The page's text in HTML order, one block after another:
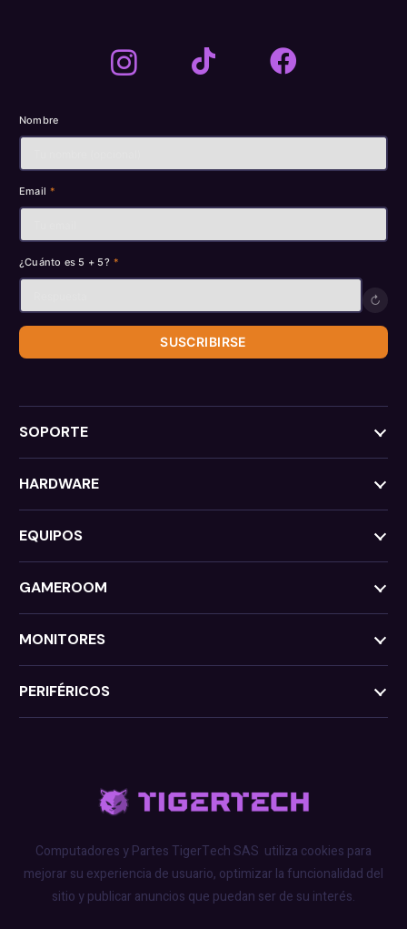
Nombre
Email *
¿Cuánto es 5 + 5? *
↻
SUSCRIBIRSE
SOPORTE
HARDWARE
EQUIPOS
GAMEROOM
MONITORES
PERIFÉRICOS
Computadores y Partes TigerTech SAS utiliza cookies para
mejorar su experiencia de usuario, optimizar la funcionalidad del
sitio y publicar anuncios que puedan ser de su interés.